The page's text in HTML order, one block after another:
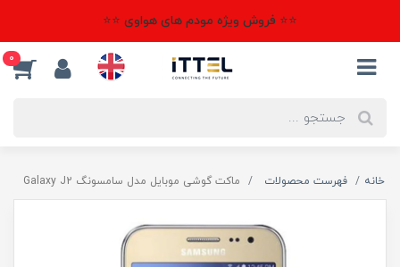
⭐⭐ فروش ویژه مودم های هواوی ⭐⭐
0
خانه فهرست محصولات ماکت گوشی موبایل مدل سامسونگ Galaxy J2